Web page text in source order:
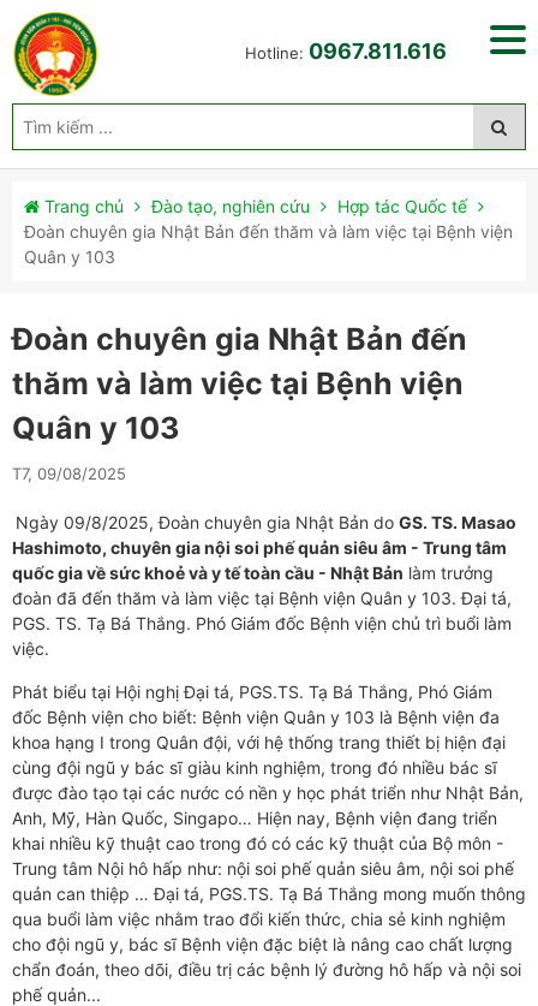
Hotline: 0967.811.616
Trang chủ Đào tạo, nghiên cứu
Hợp tác Quốc tế
Đoàn chuyên gia Nhật Bản đến thăm và làm việc tại Bệnh viện
Quân y 103
Đoàn chuyên gia Nhật Bản đến
thăm và làm việc tại Bệnh viện
Quân y 103
T7, 09/08/2025
Ngày 09/8/2025, Đoàn chuyên gia Nhật Bản do GS. TS. Masao
Hashimoto, chuyên gia nội soi phế quản siêu âm - Trung tâm
quốc gia về sức khoẻ và y tế toàn cầu - Nhật Bản làm trưởng
đoàn đã đến thăm và làm việc tại Bệnh viện Quân y 103. Đại tá,
PGS. TS. Tạ Bá Thắng. Phó Giám đốc Bệnh viện chủ trì buổi làm
việc.
Phát biểu tại Hội nghị Đại tá, PGS.TS. Tạ Bá Thắng, Phó Giám
đốc Bệnh viện cho biết: Bệnh viện Quân y 103 là Bệnh viện đa
khoa hạng I trong Quân đội, với hệ thống trang thiết bị hiện đại
cùng đội ngũ y bác sĩ giàu kinh nghiệm, trong đó nhiều bác sĩ
được đào tạo tại các nước có nền y học phát triển như Nhật Bản,
Anh, Mỹ, Hàn Quốc, Singapo… Hiện nay, Bệnh viện đang triển
khai nhiều kỹ thuật cao trong đó có các kỹ thuật của Bộ môn -
Trung tâm Nội hô hấp như: nội soi phế quản siêu âm, nội soi phế
quản can thiệp … Đại tá, PGS.TS. Tạ Bá Thắng mong muốn thông
qua buổi làm việc nhằm trao đổi kiến thức, chia sẻ kinh nghiệm
cho đội ngũ y, bác sĩ Bệnh viện đặc biệt là nâng cao chất lượng
chẩn đoán, theo dõi, điều trị các bệnh lý đường hô hấp và nội soi
phế quản...